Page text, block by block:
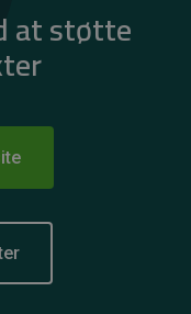
at støtte